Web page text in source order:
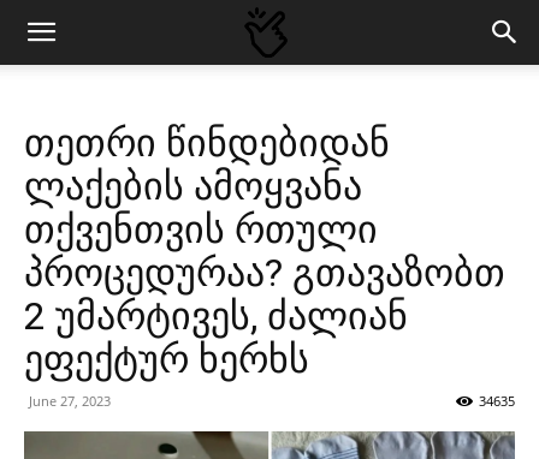
თეთრი წინდებიდან
ლაქების ამოყვანა
თქვენთვის რთული
პროცედურაა? გთავაზობთ
2 უმარტივეს, ძალიან
ეფექტურ ხერხს
June 27, 2023 34635